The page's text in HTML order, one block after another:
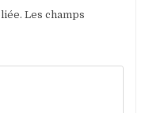
Les champs